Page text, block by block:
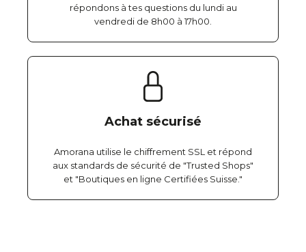
répondons à tes questions du lundi au
vendredi de 8h00 à 17h00.
Achat sécurisé
Amorana utilise le chiffrement SSL et répond
aux standards de sécurité de "Trusted Shops"
et "Boutiques en ligne Certifiées Suisse."